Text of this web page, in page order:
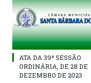
ATA DA 39ª SESSÃO
ORDINÁRIA, DE 28 DE
DEZEMBRO DE 2023